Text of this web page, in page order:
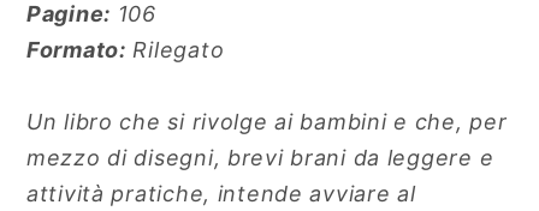
Pagine: 106
Formato: Rilegato
Un libro che si rivolge ai bambini e che, per
mezzo di disegni, brevi brani da leggere e
attività pratiche, intende avviare al